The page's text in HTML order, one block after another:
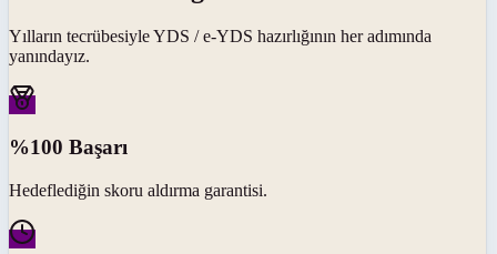
Yılların tecrübesiyleYDS / e-YDS hazırlığının her adımında
yanındayız.
%100 Başarı
Hedeflediğin skoru aldırma garantisi.